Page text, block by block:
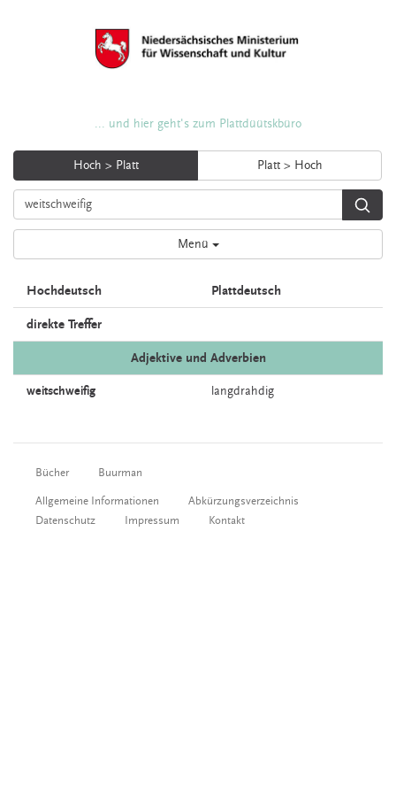
... und hier geht's zum Plattdüütskbüro
Hoch > Platt Platt > Hoch
Menü
Hochdeutsch Plattdeutsch
direkte Treffer
Adjektive und Adverbien
weitschweifig langdrahdig
Bücher Buurman
Allgemeine Informationen
Abkürzungsverzeichnis
Datenschutz
Impressum Kontakt